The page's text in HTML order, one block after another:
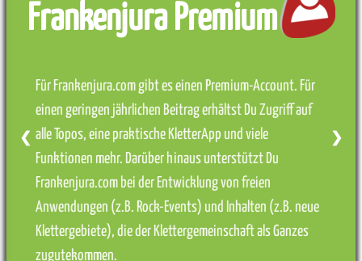
Frankenjura Premium
Für Frankenjura.com gibt es einen Premium-Account. Für
einen geringen jährlichen Beitrag erhältst Du Zugriff auf
alle Topos, eine praktische KletterApp und viele
Funktionen mehr. Darüber hinaus unterstützt Du
Frankenjura.com bei der Entwicklung von freien
Anwendungen (z.B. Rock-Events) und Inhalten (z.B. neue
Klettergebiete), die der Klettergemeinschaft als Ganzes
zugutekommen.
❮ ❯